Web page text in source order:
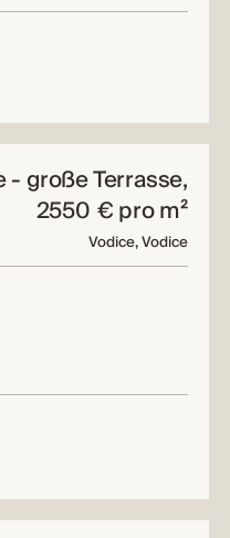
große Terrasse,
2550 € pro m²
Vodice, Vodice